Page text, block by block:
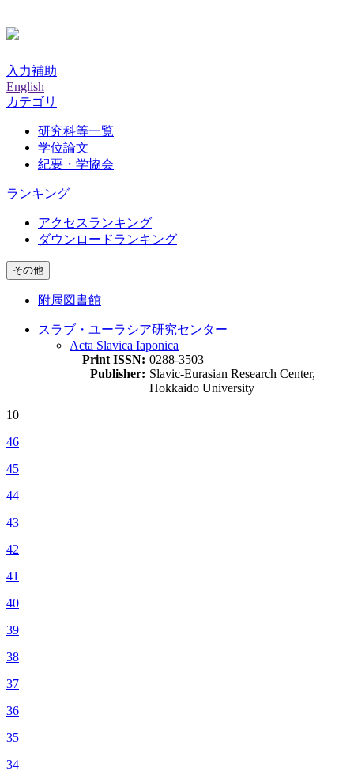
入力補助
English
カテゴリ
研究科等一覧
学位論文
紀要・学協会
ランキング
アクセスランキング
ダウンロードランキング
その他
附属図書館
スラブ・ユーラシア研究センター
Acta Slavica Iaponica
Print ISSN: 0288-3503
Publisher: Slavic-Eurasian Research Center,
Hokkaido University
10
46
45
44
43
42
41
40
39
38
37
36
35
34